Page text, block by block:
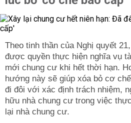
nhân đang điều trị tại Bệnh viện
27/7/2020 bệnh nhân được lấy
29/7/2020 dương tính với SARS-
CA BÊNHK 456 (BN456): Bệnh
đường Hải Phòng, quận Hải
28/7/2020 bệnh nhân được lấy
29/7/2020 dương tính với SARS-
CA BỆNH 457 (BN457): Bệnh
Vương, quận Hải Châu, Đà
nhân được lấy mẫu, kết quả
Theo tinh thần của Nghị quyết
được quyền thực hiện nghĩa vụ
mới chung cư khi hết thời hạn.
hướng này sẽ giúp xóa bỏ cơ
đi đôi với xác định trách nhiệm,
hữu nhà chung cư trong việc
lại nhà chung cư.